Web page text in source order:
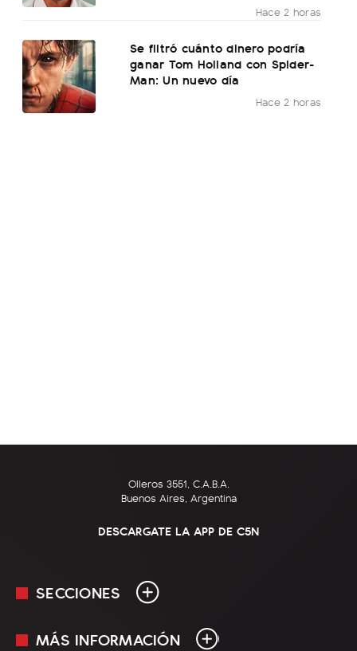
Hace 2 horas
Se filtró cuánto dinero podría
ganar Tom Holland con Spider-
Man: Un nuevo día
Hace 2 horas
Olleros 3551, C.A.B.A.
Buenos Aires, Argentina
DESCARGATE LA APP DE C5N
SECCIONES
En Vivo
MÁS INFORMACIÓN